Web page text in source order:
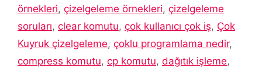
örnekleri, çizelgeleme örnekleri, çizelgeleme
soruları, clear komutu, çok kullanıcı çok iş, Çok
Kuyruk çizelgeleme, çoklu programlama nedir,
compress komutu, cp komutu, dağıtık işleme,